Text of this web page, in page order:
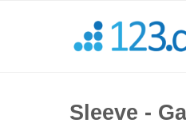
Sleeve -